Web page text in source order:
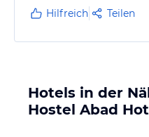
Der Kampf um die Liegen
Hilfreich Teilen
Hotels in der
Hostel Abad